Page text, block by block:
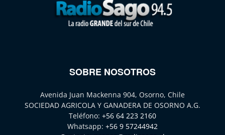
SOBRE NOSOTROS
Avenida Juan Mackenna 904, Osorno, Chile
SOCIEDAD AGRICOLA Y GANADERA DE OSORNO A.G.
Teléfono: +56 64 223 2160
Whatsapp: +56 9 57244942